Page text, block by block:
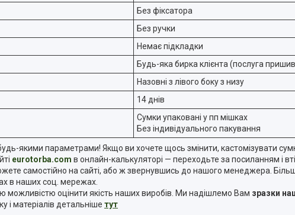
Без фіксатора
Без ручки
Немає підкладки
Будь-яка бирка клієнта (послуга
Назовні з лівого боку з низу
14 днів
Сумки упаковані у пп мішках
Без індивідуального пакування
якими параметрами! Якщо ви хочете щось змінити, кастомізувати
eurotorba.com в онлайн-калькуляторі — переходьте за посиланням і
самостійно на сайті, або ж звернувшись до нашого менеджера.
в наших соц. мережах.
оцінити якість наших виробів. Ми надішлемо Вам зразки
і матеріалів детальніше тут